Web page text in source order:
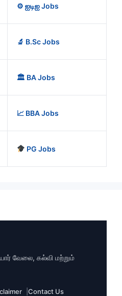
⚙️ ஐடிஐ Jobs
🔬 B.Sc Jobs
🏛️ BA Jobs
📈 BBA Jobs
PG Jobs
வேலை, கல்வி மற்றும்
Contact Us